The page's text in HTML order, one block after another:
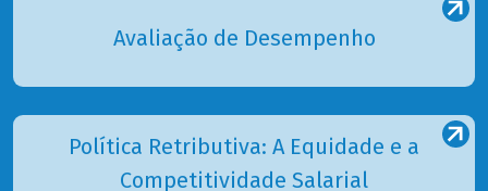
Avaliação de Desempenho
Política Retributiva: A Equidade e a
Competitividade Salarial